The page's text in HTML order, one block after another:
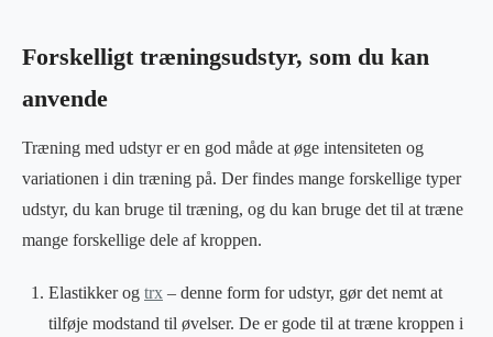
Forskelligt træningsudstyr, som du kan
anvende
Træning med udstyr er en god måde at øge intensiteten og
variationen i din træning på. Der findes mange forskellige typer
udstyr, du kan bruge til træning, og du kan bruge det til at træne
mange forskellige dele af kroppen.
Elastikker og trx – denne form for udstyr, gør det nemt at
tilføje modstand til øvelser. De er gode til at træne kroppen i